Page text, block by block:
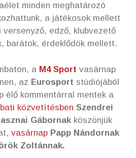
minden meghatározó
a játékosok mellett
versenyző, edző, klubvezető
barátok, érdeklődök mellett.
a M4 Sport vasárnap
az Eurosport stúdiójából
élő kommentárral mentek a
közvetítésben Szendrei
Gábornakköszönjük
vasárnap Papp Nándornak
Zoltánnak.